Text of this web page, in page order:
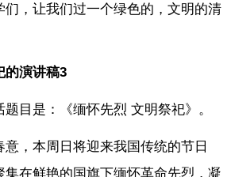
们，让我们过一个绿色的，文明的清
的演讲稿3
目是：《缅怀先烈 文明祭祀》。
意，本周日将迎来我国传统的节日
在鲜艳的国旗下缅怀革命先烈，凝